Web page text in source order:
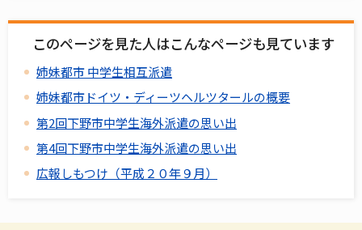
このページを見た人はこんなページも見ています
姉妹都市 中学生相互派遣
姉妹都市ドイツ・ディーツヘルツタールの概要
第2回下野市中学生海外派遣の思い出
第4回下野市中学生海外派遣の思い出
広報しもつけ（平成２０年９月）